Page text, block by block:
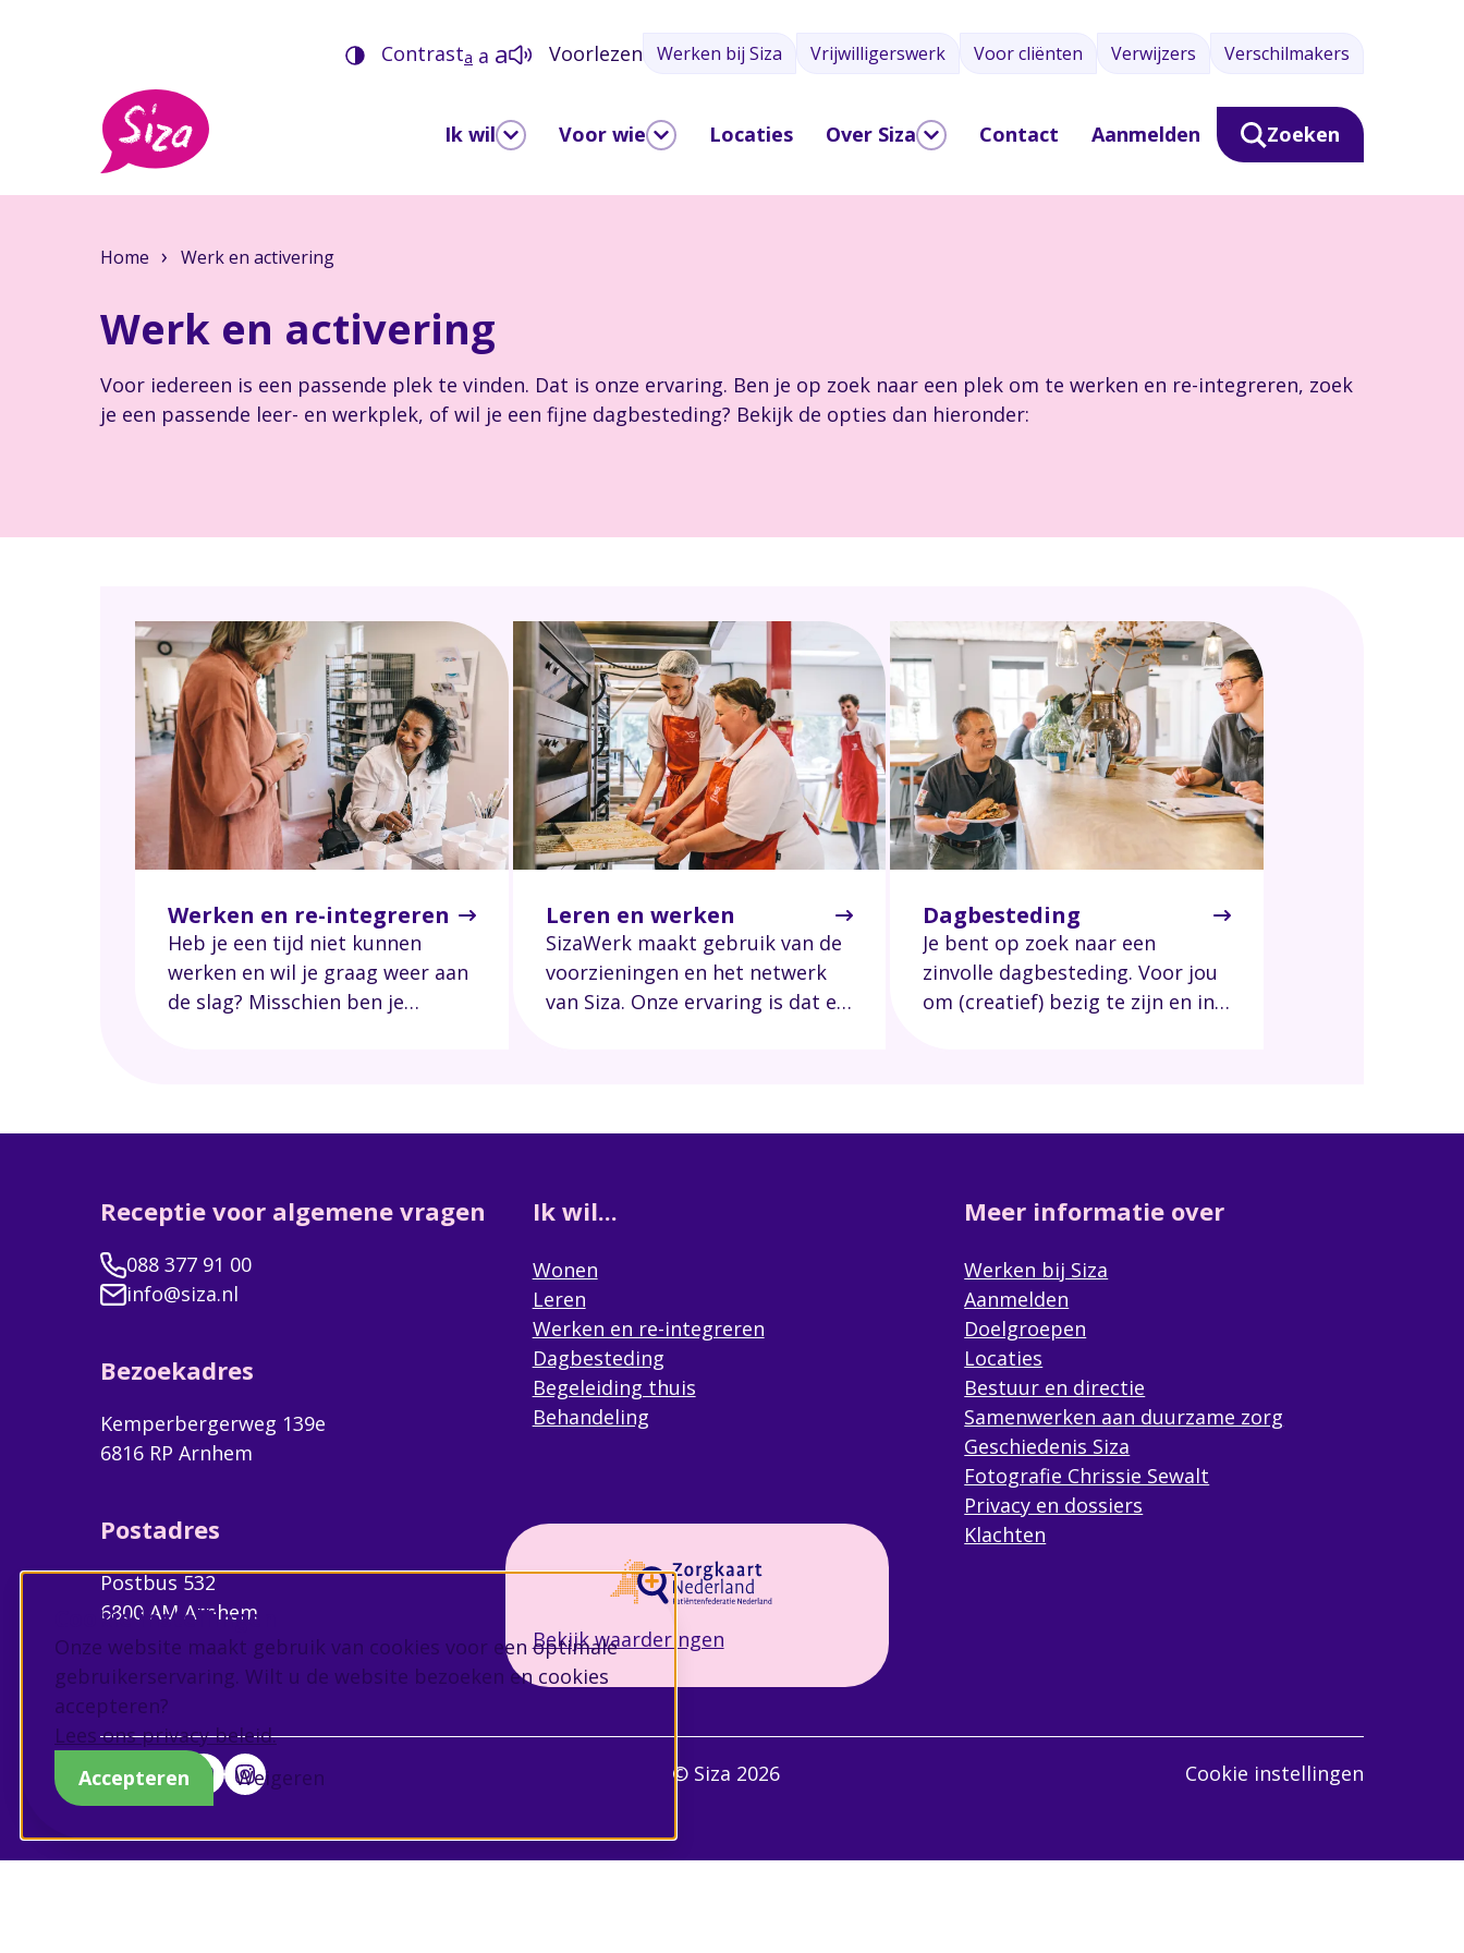
Cookie instellingen
Onze website maakt gebruik van cookies voor een optimale
gebruikerservaring. Wilt u de website bezoeken en cookies
accepteren?
Lees ons privacy beleid.
Accepteren
Weigeren
Contrasta a a Voorlezen Werken bij Siza Vrijwilligerswerk Voor cliënten Verwijzers Verschilmakers
Ik wil Voor wie Locaties Over Siza Contact Aanmelden Zoeken
Home Werk en activering
Werk en activering
Voor iedereen is een passende plek te vinden. Dat is onze ervaring. Ben je op zoek naar een plek om te werken en re-integreren, zoek
je een passende leer- en werkplek, of wil je een fijne dagbesteding? Bekijk de opties dan hieronder:
Werken en re-integreren
Heb je een tijd niet kunnen
werken en wil je graag weer aan
de slag? Misschien ben je
rechtstreeks via een werkgever.
Leren en werken
SizaWerk maakt gebruik van de
voorzieningen en het netwerk
van Siza. Onze ervaring is dat er
Dagbesteding
Je bent op zoek naar een
zinvolle dagbesteding. Voor jou
om (creatief) bezig te zijn en in
Receptie voor algemene vragen
088 377 91 00
info@siza.nl
Bezoekadres
Kemperbergerweg 139e
6816 RP Arnhem
Postadres
Postbus 532
6800 AM Arnhem
Ik wil...
Wonen
Leren
Werken en re-integreren
Dagbesteding
Begeleiding thuis
Behandeling
Meer informatie over
Werken bij Siza
Aanmelden
Doelgroepen
Locaties
Bestuur en directie
Samenwerken aan duurzame zorg
Geschiedenis Siza
Fotografie Chrissie Sewalt
Privacy en dossiers
Klachten
Bekijk waarderingen
© Siza 2026 Cookie instellingen